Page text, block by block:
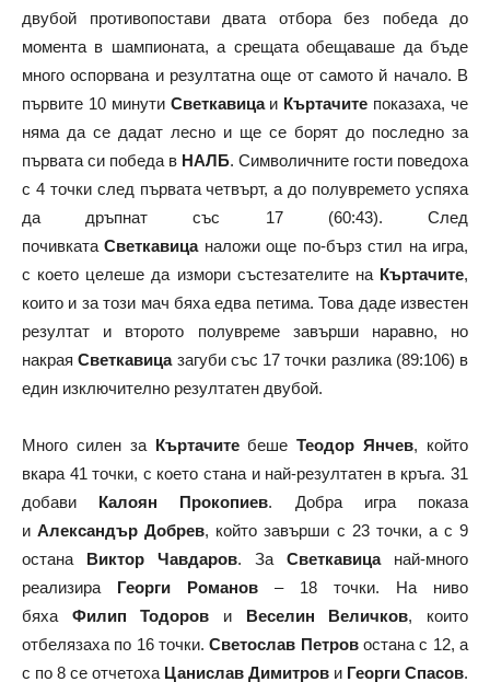
двубой противопостави двата отбора без победа до
момента в шампионата, а срещата обещаваше да бъде
много оспорвана и резултатна още от самото й начало. В
първите 10 минути Светкавицаи Къртачите показаха, че
няма да се дадат лесно и ще се борят до последно за
първата си победа в НАЛБ. Символичните гости поведоха
с 4 точки след първата четвърт, а до полувремето успяха
да дръпнат със 17 (60:43). След
почивкатаСветкавицаналожи още по-бърз стил на игра,
с което целеше да измори състезателите на Къртачите,
които и за този мач бяха едва петима. Това даде известен
резултат и второто полувреме завърши наравно, но
накраяСветкавицазагуби със 17 точки разлика (89:106) в
един изключително резултатен двубой.
Много силен за КъртачитебешеТеодор Янчев, който
вкара 41 точки, с което стана и най-резултатен в кръга. 31
добави Калоян Прокопиев. Добра игра показа
иАлександър Добрев, който завърши с 23 точки, а с 9
остана Виктор Чавдаров. За Светкавицанай-много
реализира Георги Романов – 18 точки. На ниво
бяха Филип Тодоров и Веселин Величков, които
отбелязаха по 16 точки.Светослав Петровостана с 12, а
с по 8 се отчетоха Цанислав Димитров и Георги Спасов.